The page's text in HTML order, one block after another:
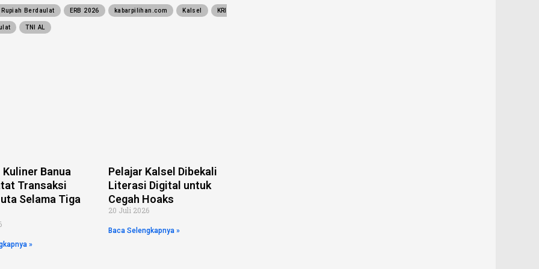
Rupiah Berdaulat ERB 2026 kabarpilihan.com Kalsel KRI
TNI AL
Banua
Transaksi
Selama Tiga
»
Pelajar Kalsel Dibekali
Literasi Digital untuk
Cegah Hoaks
20 Juli 2026
Baca Selengkapnya »